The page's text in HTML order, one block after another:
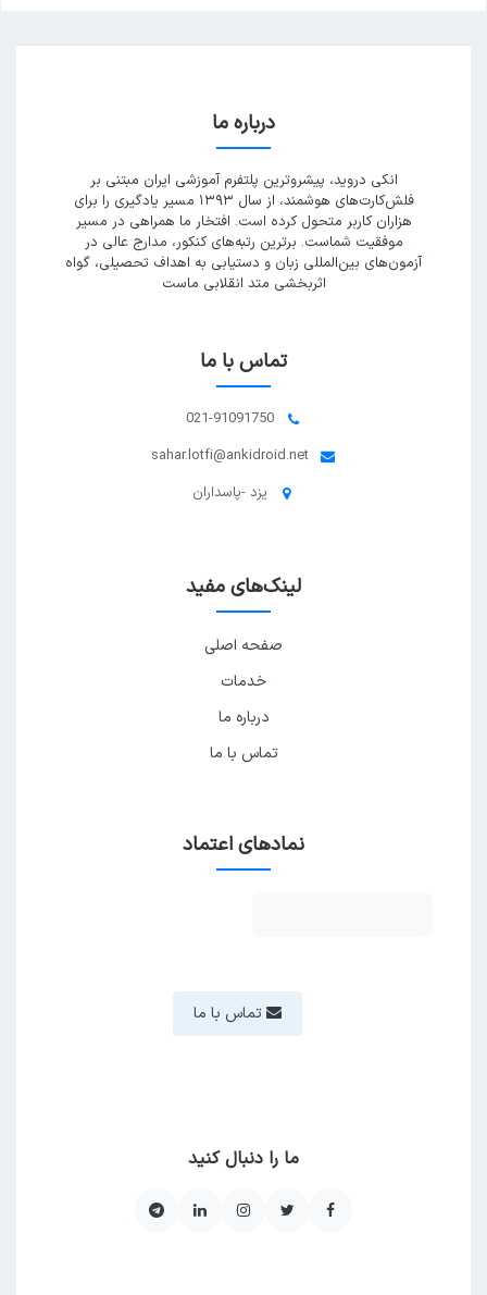
درباره ما
انکی دروید، پیشروترین پلتفرم آموزشی ایران مبتنی بر
فلش‌کارت‌های هوشمند، از سال ۱۳۹۳ مسیر یادگیری را برای
هزاران کاربر متحول کرده است. افتخار ما همراهی در مسیر
موفقیت شماست. برترین رتبه‌های کنکور، مدارج عالی در
آزمون‌های بین‌المللی زبان و دستیابی به اهداف تحصیلی، گواه
اثربخشی متد انقلابی ماست
تماس با ما
021-91091750
sahar.lotfi@ankidroid.net
یزد -پاسداران
لینک‌های مفید
صفحه اصلی
خدمات
درباره ما
تماس با ما
نمادهای اعتماد
تماس با ما
ما را دنبال کنید